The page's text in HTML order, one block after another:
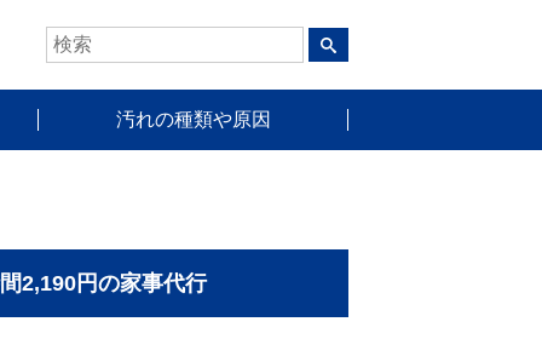
汚れの種類や原因
2,190円の家事代行